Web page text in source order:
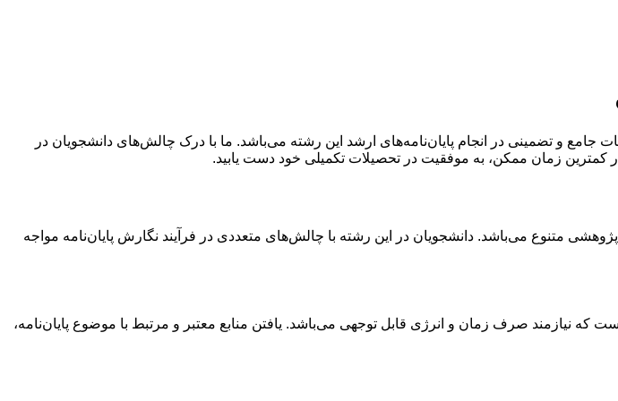
و تضمینی در انجام پایان‌نامه‌های ارشد این رشته می‌باشد. ما با درک چالش‌های دانشجویان در
در کمترین زمان ممکن، به موفقیت در تحصیلات تکمیلی خود دست یابید.
متنوع می‌باشد. دانشجویان در این رشته با چالش‌های متعددی در فرآیند نگارش پایان‌نامه مواجه
نیازمند صرف زمان و انرژی قابل توجهی می‌باشد. یافتن منابع معتبر و مرتبط با موضوع پایان‌نامه،